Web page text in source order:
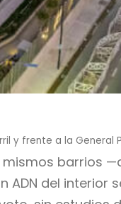
y frente a la General
barrios
del interior